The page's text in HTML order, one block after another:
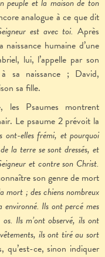
peuple et la maison de ton
analogue à ce que dit
est avec toi.Après
humaine d’une
lui, l’appelle par son
sa naissance ; David,
sa fille.
Psaumes montrent
Le psaume 2 prévoit la
ont-elles frémi, et pourquoi
la terre se sont dressés, et
et contre son Christ.
son genre de mort
mort ; des chiens nombreux
environné. Ils ont percé mes
Ils m’ont observé, ils ont
ils ont tiré au sort
qu’est-ce, sinon indiquer